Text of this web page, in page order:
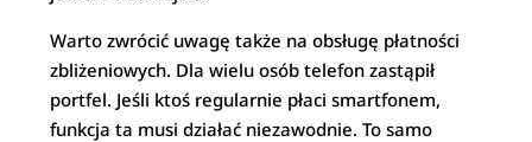
Warto zwrócić uwagę także na obsługę płatności
zbliżeniowych. Dla wielu osób telefon zastąpił
portfel. Jeśli ktoś regularnie płaci smartfonem,
funkcja ta musi działać niezawodnie. To samo